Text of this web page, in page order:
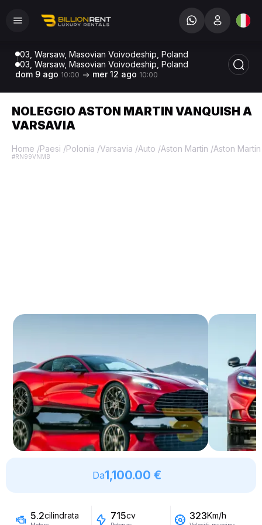
03, Warsaw, Masovian Voivodeship, Poland
03, Warsaw, Masovian Voivodeship, Poland
dom 9 ago 10:00 mer 12 ago 10:00
NOLEGGIO ASTON MARTIN VANQUISH A
VARSAVIA
Home /Paesi /Polonia /Varsavia /Auto /Aston Martin /Aston
#RN99VNMB
Da1,100.00 €
5.2cilindrata 715cv 323Km/h